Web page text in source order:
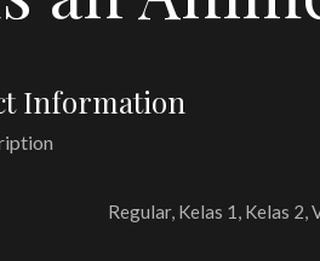
Information
Regular, Kelas 1, Kelas 2,